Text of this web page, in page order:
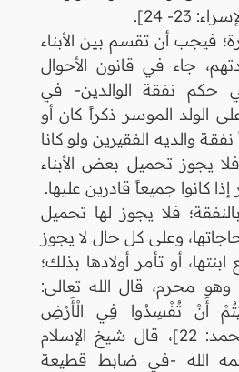
23- 24].
فيجب أن تقسم بين الأبناء
جاء في قانون الأحوال
حكم نفقة الوالدين- في
يجب على الولد الموسر ذكراً كان أو
والديـه الفقيرين ولو كانا
يجوز تحميل بعض الأبناء
كانوا جميعاً قادرين عليها.
فلا يجوز لها تحميل
وعلى كل حال لا يجوز
أو تأمر أولادها بذلك؛
محرم، قال الله تعالى:
أَنْ تُفْسِدُوا فِي الْأَرْضِ
وَتُقَطِّعُوا أَرْحَامَكُمْ} [محمد: 22]، قال شيخ الإسلام
الله -في ضابط قطيعة